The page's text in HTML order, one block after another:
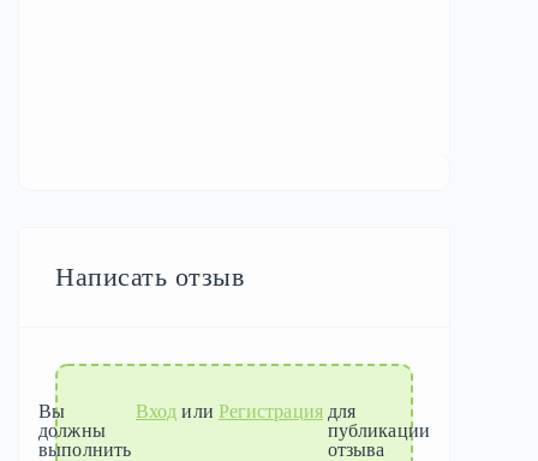
Написать отзыв
Вы
должны
выполнить
Вход или Регистрация для
публикации
отзыва